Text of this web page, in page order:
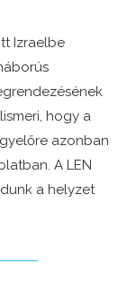
Izraelbe
hogy a
azonban
A LEN
a helyzet